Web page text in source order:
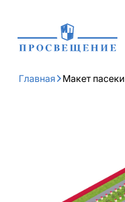
Главная Макет пасеки